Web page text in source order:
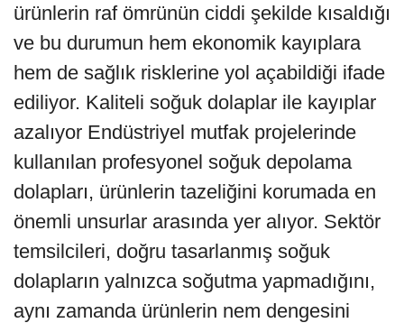
ürünlerin raf ömrünün ciddi şekilde kısaldığı
ve bu durumun hem ekonomik kayıplara
hem de sağlık risklerine yol açabildiği ifade
ediliyor. Kaliteli soğuk dolaplar ile kayıplar
azalıyor Endüstriyel mutfak projelerinde
kullanılan profesyonel soğuk depolama
dolapları, ürünlerin tazeliğini korumada en
önemli unsurlar arasında yer alıyor. Sektör
temsilcileri, doğru tasarlanmış soğuk
dolapların yalnızca soğutma yapmadığını,
aynı zamanda ürünlerin nem dengesini